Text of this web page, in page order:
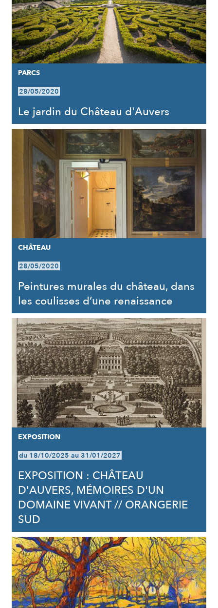
PARCS
28/05/2020
Le jardin du Château d'Auvers
CHÂTEAU
28/05/2020
Peintures murales du château, dans
les coulisses d’une renaissance
EXPOSITION
du 18/10/2025 au 31/01/2027
EXPOSITION : CHÂTEAU
D'AUVERS, MÉMOIRES D'UN
DOMAINE VIVANT // ORANGERIE
SUD